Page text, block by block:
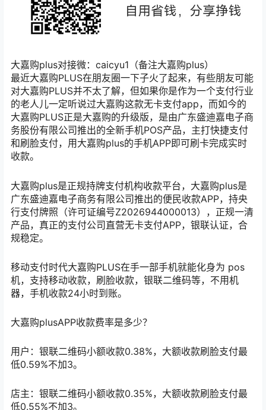
大嘉购plus对接微：caicyu1（备注大嘉购plus）
最近大嘉购PLUS在朋友圈一下子火了起来，有些朋友可能
对大嘉购PLUS并不太了解，但如果你是作为一个支付行业
的老人儿一定听说过大嘉购这款无卡支付app，而如今的
大嘉购PLUS正是大嘉购的升级版，是由广东盛迪嘉电子商
务股份有限公司推出的全新手机POS产品，主打快捷支付
和刷脸支付，用大嘉购plus的手机APP即可刷卡完成实时
收款。
大嘉购plus是正规持牌支付机构收款平台，大嘉购plus是
广东盛迪嘉电子商务有限公司推出的便民收款APP，持央
行支付牌照（许可证编号Z2026944000013），正规一清
产品，真正的支付公司直营无卡支付APP，银联认证，合
规稳定。
移动支付时代大嘉购PLUS在手一部手机就能化身为 pos
机，支持移动收款，刷脸收款，银联二维码等，不用机
器，手机收款24小时到账。
大嘉购plusAPP收款费率是多少？
用户：银联二维码小额收款0.38%，大额收款刷脸支付最
低0.59%不加3。
店主：银联二维码小额收款0.35%，大额收款刷脸支付最
低0.55%不加3。